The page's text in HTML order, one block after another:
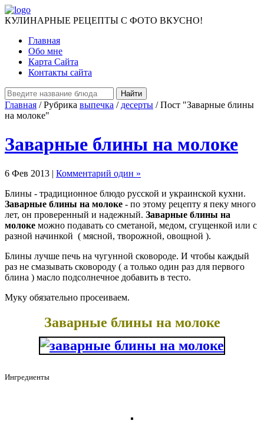
КУЛИНАРНЫЕ РЕЦЕПТЫ С ФОТО ВКУСНО!
Главная
Обо мне
Карта Сайта
Контакты сайта
Главная / Рубрика выпечка / десерты / Пост "Заварные блины
на молоке"
Заварные блины на молоке
6 Фев 2013 | Комментарий один »
Блины - традиционное блюдо русской и украинской кухни.
Заварные блины на молоке - по этому рецепту я пеку много
лет, он проверенный и надежный. Заварные блины на
молоке можно подавать со сметаной, медом, сгущенкой или с
разной начинкой ( мясной, творожной, овощной ).
Блины лучше печь на чугунной сковороде. И чтобы каждый
раз не смазывать сковороду ( а только один раз для первого
блина ) масло подсолнечное добавить в тесто.
Муку обязательно просеиваем.
Заварные блины на молоке
Ингредиенты